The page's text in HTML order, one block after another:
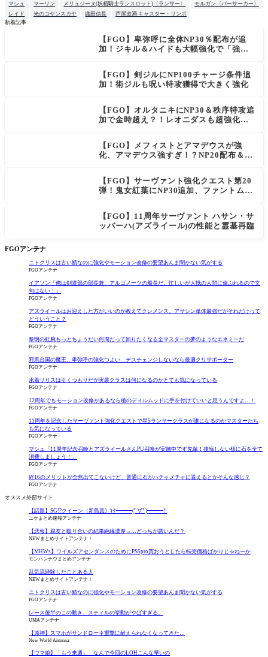
マシュ マーリン メリュジーヌ(妖精騎士ランスロット)〈ランサー〉
モルガン〈バーサーカー〉
レイド
光のコヤンスカヤ 織田信長
芦屋道満 キャスター・リンボ
新着記事
【FGO】卑弥呼に全体NP30％配布が追
加！ジキル＆ハイドも大幅強化で「強す
【FGO】剣ジルにNP100チャージ条件追
加！術ジルも呪い特攻獲得で大きく強化
【FGO】オルタニキにNP30＆秩序特攻追
加で金時超え？！レオニダスも超強化で
【FGO】メフィストとアマデウスが強
化、アマデウス強すぎ！？NP20配布＆Ar
【FGO】サーヴァント強化クエスト第20
弾！鬼女紅葉にNP30追加、ファントムも
【FGO】11周年サーヴァント ハサン・サ
ッバーハ(アズライール)の性能と霊基再臨
FGOアンテナ
ニトクリスは古い鯖なのに強化やモーション改修の要望あんま聞かない気がする
FGOアンテナ
イアソン「俺は剣道部の部長兼、アルゴノーツの船長だ。忙しいが大抵の人間に偉ぶれるので文
句はない！」
FGOアンテナ
アズライールはお迎えした方がいいのか教えてクレメンス。アサシン単体最強だがそれだけって
どういうこと？
FGOアンテナ
黎明の虹腕もっとちょうだい何周だって回りたくなる全マスターの夢のようなエネミーだ
FGOアンテナ
邪馬台国の魔王。卑弥呼の強化つよい…デスチェンジしないなら最適クリサポーター
FGOアンテナ
水着リリスは引くつもりだが実装クラスは何になるのかとても気になっている
FGOアンテナ
12周年でもモーション改修があるなら槍のディルムッドに手を付けていいと思うんですよ…！
FGOアンテナ
11周年を記念したサーヴァント強化クエストで星5ランサークラスが誰になるのかマスターたち
も気になっている
FGOアンテナ
マシュ「11周年記念召喚とアズライールさんPU召喚が実施中です先輩！後悔しない様に石を全て
消費しましょう！」
FGOアンテナ
絆16のメリットが全然出てこないけど、普通に石がハチャメチャに貰えるとかそんな感じ？
FGOアンテナ
オススメ外部サイト
【話題】SG!?クイーン（新島真）ｷﾀ━━━(ﾟ∀ﾟ)━━━!!
ニケまとめ速報アンテナ
【悲報】親友と殴り合いの結果絶縁濃厚→…どっちが悪いんだ？
NEWまとめサイトアンテナ！
【MHWs】ワイルズアセンダンスのためにPS5pro買おうとしたら転売価格ばかりじゃねーか
モンハンナウまとめアンテナ
乱気流経験したことある人
NEWまとめサイトアンテナ！
ニトクリスは古い鯖なのに強化やモーション改修の要望あんま聞かない気がする
FGOアンテナ
レース後半のこの動き、スティルの挙動がやばすぎる。
UMAアンテナ
【原神】スマホがサンドローネ重撃に耐えられなくなってきた…
New World Antenna
【ウマ娘】「もう来週」 なんで今回のLOHこんな早いの